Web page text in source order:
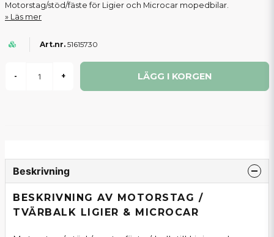
Motorstag/stöd/fäste för Ligier och Microcar mopedbilar.
Läs mer
51615730
- + LÄGG I KORGEN
Beskrivning
BESKRIVNING AV MOTORSTAG /
TVÄRBALK LIGIER & MICROCAR